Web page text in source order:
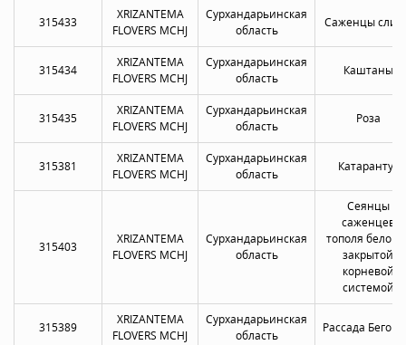
315433
XRIZANTEMA
FLOVERS MCHJ
Сурхандарьинская
область
Саженцы
315434
XRIZANTEMA
FLOVERS MCHJ
Сурхандарьинская
область
Каштаны
315435
XRIZANTEMA
FLOVERS MCHJ
Сурхандарьинская
область
Роза
315381
XRIZANTEMA
FLOVERS MCHJ
Сурхандарьинская
область
Катарантус
315403
XRIZANTEMA
FLOVERS MCHJ
Сурхандарьинская
область
Сеянцы
саженцев
тополя белого
закрытой
корневой
системой
315389
XRIZANTEMA
FLOVERS MCHJ
Сурхандарьинская
область
Рассада